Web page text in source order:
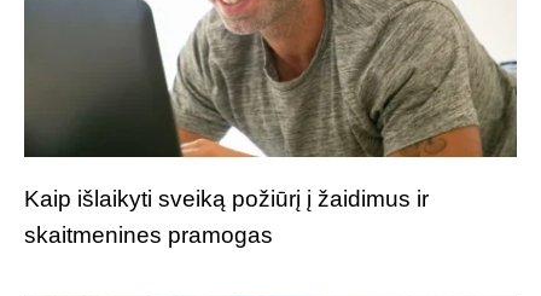
Kaip išlaikyti sveiką požiūrį į žaidimus ir
skaitmenines pramogas